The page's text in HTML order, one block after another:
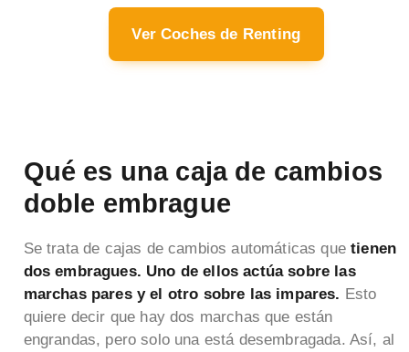
Ver Coches de Renting
Qué es una caja de cambios
doble embrague
Se trata de cajas de cambios automáticas quetienen
dos embragues. Uno de ellos actúa sobre las
marchas pares y el otro sobre las impares. Esto
quiere decir que hay dos marchas que están
engrandas, pero solo una está desembragada. Así, al